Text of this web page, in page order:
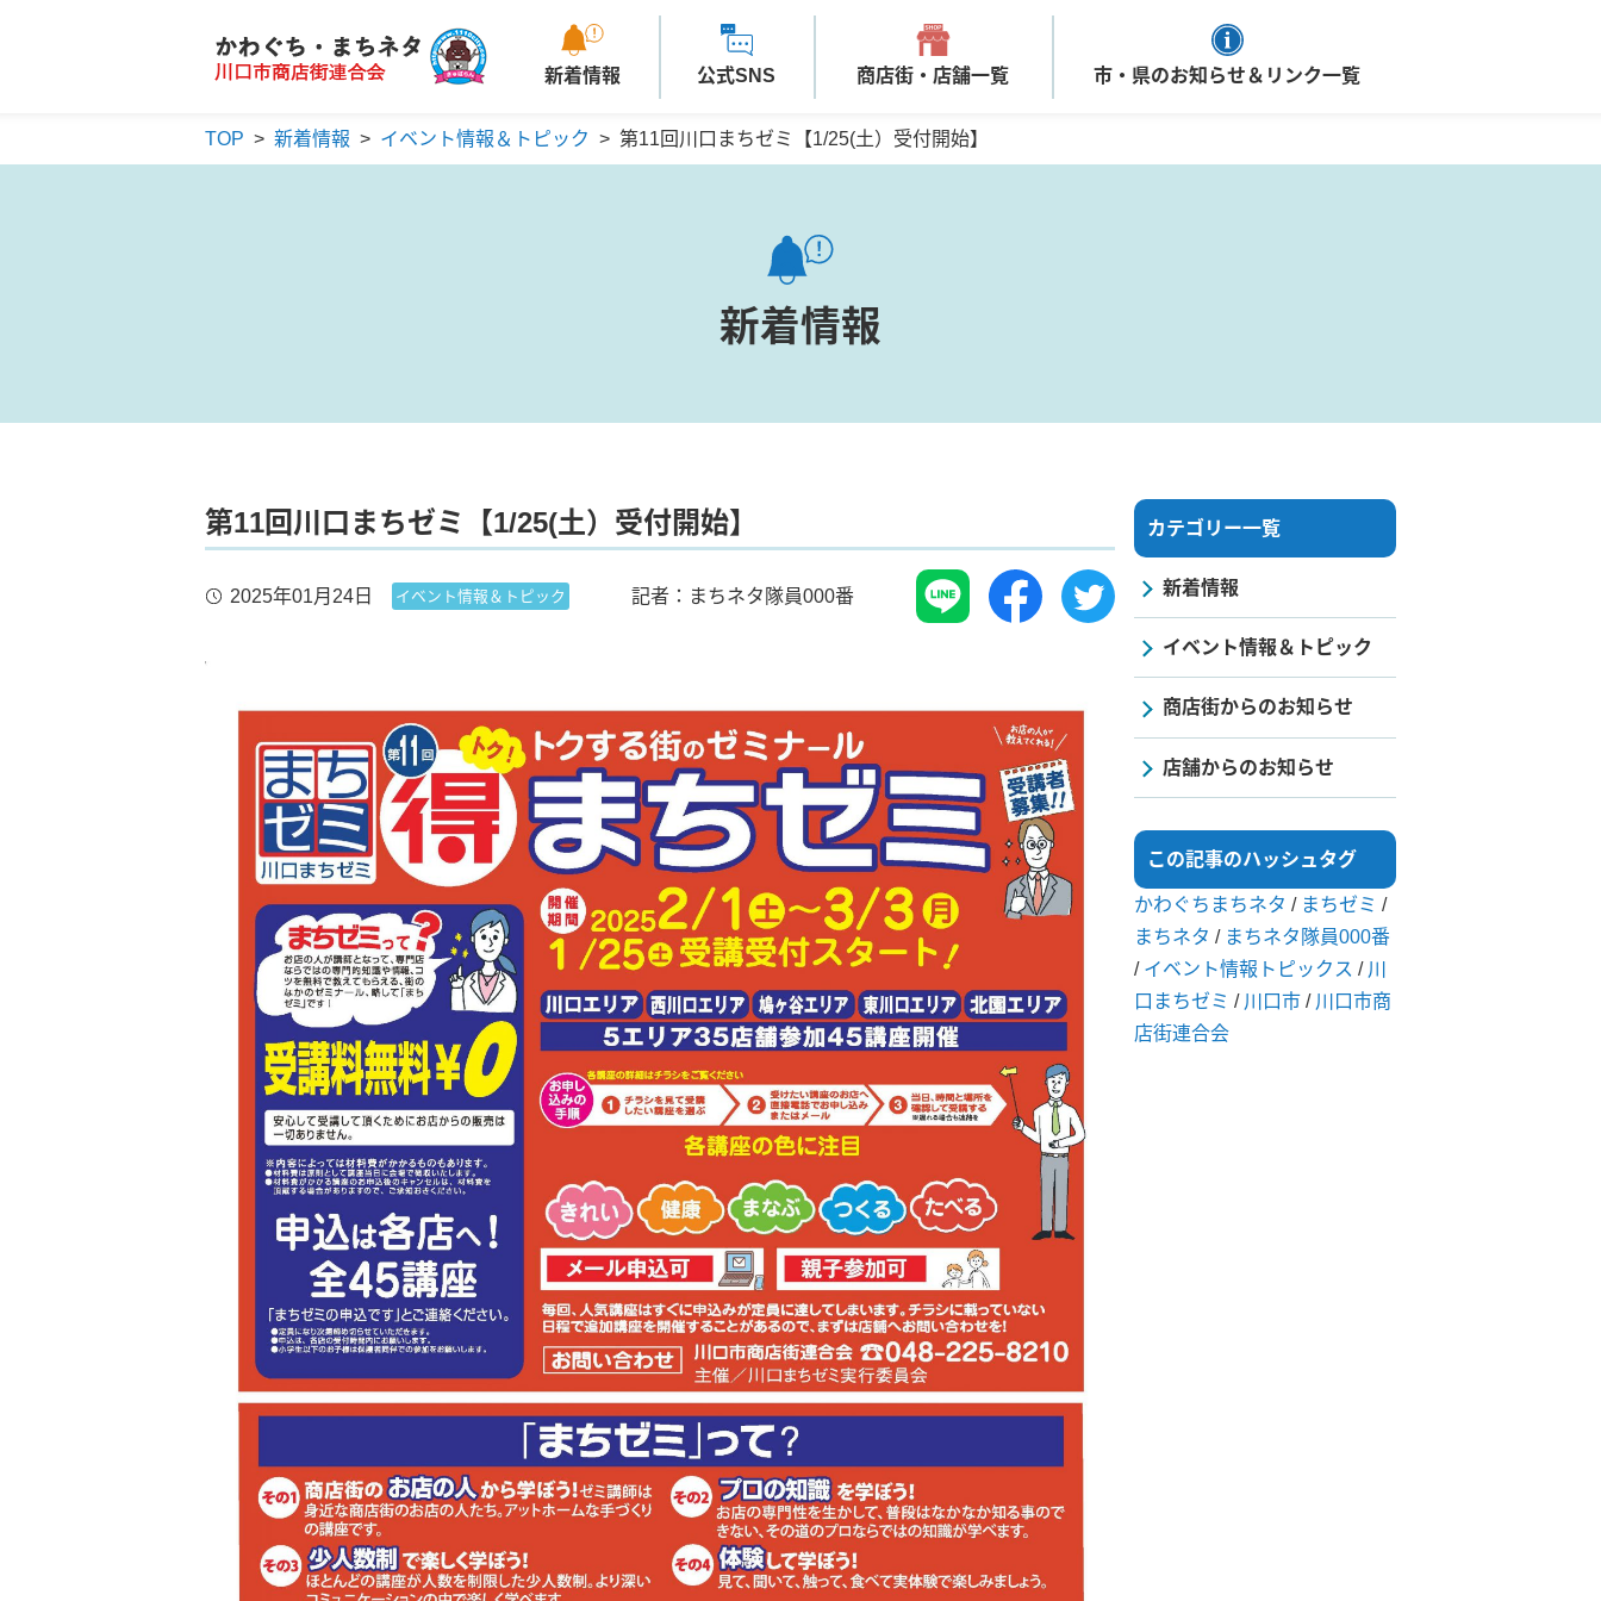
かわぐち・まちネタ
川口市商店街連合会 新着情報 公式SNS 商店街・店舗一覧 市・県のお知らせ＆リンク一覧
TOP > 新着情報 > イベント情報＆トピック > 第11回川口まちゼミ【1/25(土）受付開始】
新着情報
第11回川口まちゼミ【1/25(土）受付開始】
2025年01月24日 イベント情報＆トピック 記者：まちネタ隊員000番
カテゴリー一覧
新着情報
イベント情報＆トピック
商店街からのお知らせ
店舗からのお知らせ
この記事のハッシュタグ
かわぐちまちネタ / まちゼミ /
まちネタ / まちネタ隊員000番
/ イベント情報トピックス / 川
口まちゼミ / 川口市 / 川口市商
店街連合会